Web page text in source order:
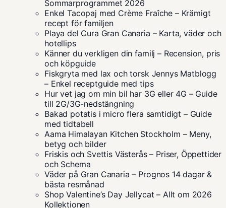
Sommarprogrammet 2026
Enkel Tacopaj med Crème Fraîche – Krämigt
recept för familjen
Playa del Cura Gran Canaria – Karta, väder och
hotellips
Känner du verkligen din familj – Recension, pris
och köpguide
Fiskgryta med lax och torsk Jennys Matblogg
– Enkel receptguide med tips
Hur vet jag om min bil har 3G eller 4G – Guide
till 2G/3G-nedstängning
Bakad potatis i micro flera samtidigt – Guide
med tidtabell
Aama Himalayan Kitchen Stockholm – Meny,
betyg och bilder
Friskis och Svettis Västerås – Priser, Öppettider
och Schema
Väder på Gran Canaria – Prognos 14 dagar &
bästa resmånad
Shop Valentine’s Day Jellycat – Allt om 2026
Kollektionen